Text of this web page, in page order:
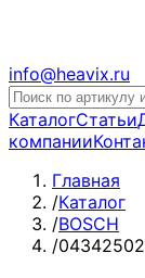
info@heavix.ru
КаталогСтатьи
компании
Главная
/Каталог
/BOSCH
/